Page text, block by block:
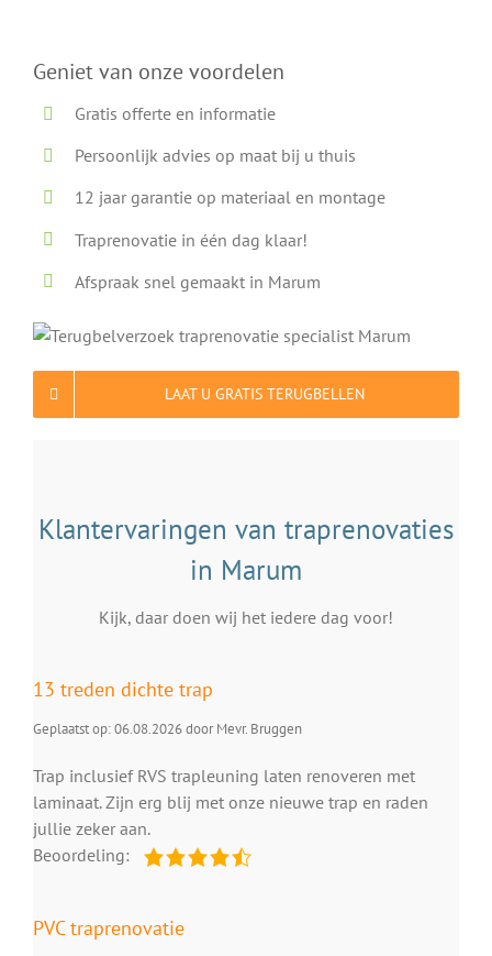
Geniet van onze voordelen
Gratis offerte en informatie
Persoonlijk advies op maat bij u thuis
12 jaar garantie op materiaal en montage
Traprenovatie in één dag klaar!
Afspraak snel gemaakt in Marum
LAAT U GRATIS TERUGBELLEN
Klantervaringen van traprenovaties
in Marum
Kijk, daar doen wij het iedere dag voor!
13 treden dichte trap
Geplaatst op: 06.08.2026 door Mevr. Bruggen
Trap inclusief RVS trapleuning laten renoveren met
laminaat. Zijn erg blij met onze nieuwe trap en raden
jullie zeker aan.
Beoordeling:
PVC traprenovatie